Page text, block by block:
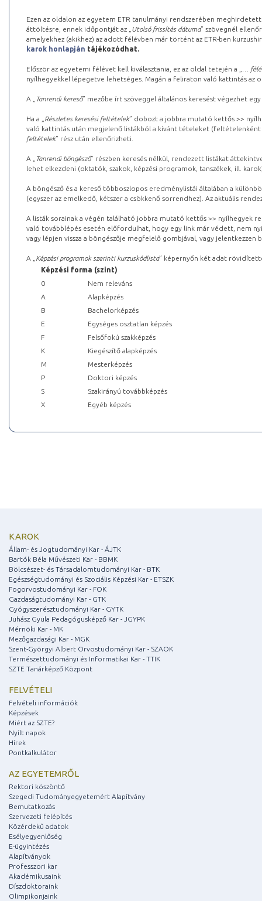
Ezen az oldalon az egyetem ETR tanulmányi rendszerében
áttöltésre, ennek időpontját az „ Utolsó frissítés dátuma” szövegnél
amelyekhez (akikhez) az adott félévben már történt az ETR-ben
karok honlapján tájékozódhat.
Először az egyetemi félévet kell kiválasztania, ez az oldal tetején a „
…
nyílhegyekkel lépegetve lehetséges. Magán a feliraton való kattintás az
A „ Tanrendi kereső” mezőbe írt szöveggel általános keresést végezhet
Ha a „ Részletes keresési feltételek” dobozt a jobbra mutató kettős >>
való kattintás után megjelenő listákból a kívánt tételeket (feltételenként
feltételek” rész után ellenőrizheti.
A „ Tanrendi böngésző” részben keresés nélkül, rendezett listákat
lehet elkezdeni (oktatók, szakok, képzési programok, tanszékek, ill.
A böngésző és a kereső többoszlopos eredménylistái általában a
(egyszer az emelkedő, kétszer a csökkenő sorrendhez). Az aktuális
A listák sorainak a végén található jobbra mutató kettős >> nyílhegyek
való továbblépés esetén előfordulhat, hogy egy link már védett, nem
vagy lépjen vissza a böngészője megfelelő gombjával, vagy
A „ Képzési programok szerinti kurzuskódlista” képernyőn két adat
Képzési forma (szint)
0
Nem releváns
A
Alapképzés
B
Bachelorképzés
E
Egységes osztatlan képzés
F
Felsőfokú szakképzés
K
Kiegészítő alapképzés
M
Mesterképzés
P
Doktori képzés
S
Szakirányú továbbképzés
X
Egyéb képzés
KAROK
Állam- és Jogtudományi Kar - ÁJTK
Bartók Béla Művészeti Kar - BBMK
Bölcsészet- és Társadalomtudományi Kar - BTK
Egészségtudományi és Szociális Képzési Kar - ETSZK
Fogorvostudományi Kar - FOK
Gazdaságtudományi Kar - GTK
Gyógyszerésztudományi Kar - GYTK
Juhász Gyula Pedagógusképző Kar - JGYPK
Mérnöki Kar - MK
Mezőgazdasági Kar - MGK
Szent-Györgyi Albert Orvostudományi Kar - SZAOK
Természettudományi és Informatikai Kar - TTIK
SZTE Tanárképző Központ
FELVÉTELI
Felvételi információk
Képzések
Miért az SZTE?
Nyílt napok
Hírek
Pontkalkulátor
AZ EGYETEMRŐL
Rektori köszöntő
Szegedi Tudományegyetemért Alapítvány
Bemutatkozás
Szervezeti felépítés
Közérdekű adatok
Esélyegyenlőség
E-ügyintézés
Alapítványok
Professzori kar
Akadémikusaink
Díszdoktoraink
Olimpikonjaink